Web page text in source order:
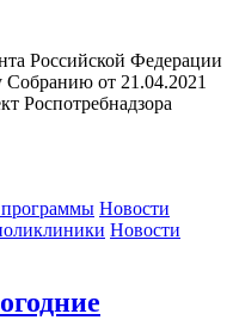
Российской Федерации
от 21.04.2021
Роспотребнадзора
Новости
Новости